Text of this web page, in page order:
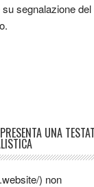
segnalazione del
UNA
) non